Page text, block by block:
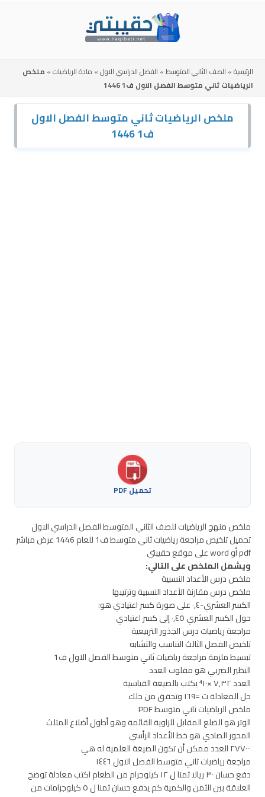
الرئيسية» الصف الثاني المتوسط» الفصل الدراسي الاول» مادة الرياضيات» ملخص
الرياضيات ثاني متوسط الفصل الاول ف1 1446
ملخص الرياضيات ثاني متوسط الفصل الاول
ف1 1446
تحميل PDF
ملخص منهج الرياضيات للصف الثاني المتوسط الفصل الدراسي الاول
تحميل تلخيص مراجعة رياضيات ثاني متوسط ف1 للعام 1446 عرض مباشر
pdf أو word على موقع حقيبتي
ويشمل الملخص على التالي:
ملخص درس الأعداد النسبية
ملخص درس مقارنة الأعداد النسبية وترتيبها
الكسر العشري-٠,٤ على صورة كسر اعتيادي هو:
حول الكسر العشري ٠,٤٥ إلى كسر اعتيادي
مراجعة رياضيات درس الجذور التربيعية
تلخيص الفصل الثالث التناسب والتشابه
تبسيط ملزمة مراجعة رياضيات ثاني متوسط الفصل الاول ف1
النظير الضربي هو مقلوب العدد
العدد ٧,٣٢ ×⁴١٠ يكتب بالصيغة القياسية
حل المعادلة ت =١٦٩ وتحقق من حلك
ملخص الرياضيات ثاني متوسط PDF
الوتر هو الضلع المقابل للزاوية القائمة وهو أطول أضلاع المثلث
المحور الصادي هو خط الأعداد الرأسي
٢٧٧٠٠٠ العدد ممكن أن تكون الصيغة العلمية له هي
مراجعة رياضيات ثاني متوسط الفصل الاول ١٤٤٦
دفع حسان ٣٠ ريالا ثمنا ل ١٢ كيلوجرام من الطعام اكتب معادلة توضح
العلاقة بين الثمن والكمية كم يدفع حسان ثمنا ل ٥ كيلوجرامات من